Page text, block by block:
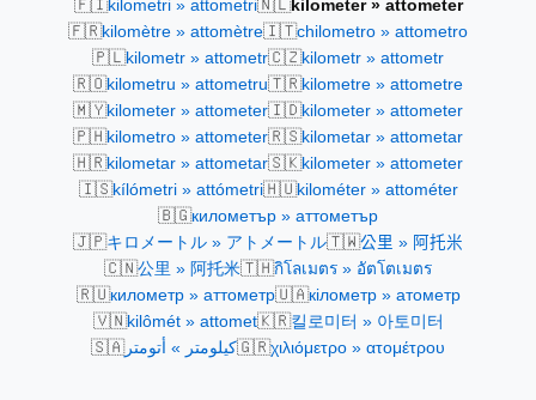
🇫🇮kilometri » attometri🇳🇱kilometer » attometer
🇫🇷kilomètre » attomètre🇮🇹chilometro » attometro
🇵🇱kilometr » attometr🇨🇿kilometr » attometr
🇷🇴kilometru » attometru🇹🇷kilometre » attometre
🇲🇾kilometer » attometer🇮🇩kilometer » attometer
🇵🇭kilometro » attometer🇷🇸kilometar » attometar
🇭🇷kilometar » attometar🇸🇰kilometer » attometer
🇮🇸kílómetri » attómetri🇭🇺kilométer » attométer
🇧🇬километър » аттометър
🇯🇵キロメートル » アトメートル🇹🇼公里 » 阿托米
🇨🇳公里 » 阿托米🇹🇭กิโลเมตร » อัตโตเมตร
🇷🇺километр » аттометр🇺🇦кілометр » атометр
🇻🇳kilômét » attomet🇰🇷킬로미터 » 아토미터
🇸🇦كيلومتر » أتومتر🇬🇷χιλιόμετρο » ατομέτρου